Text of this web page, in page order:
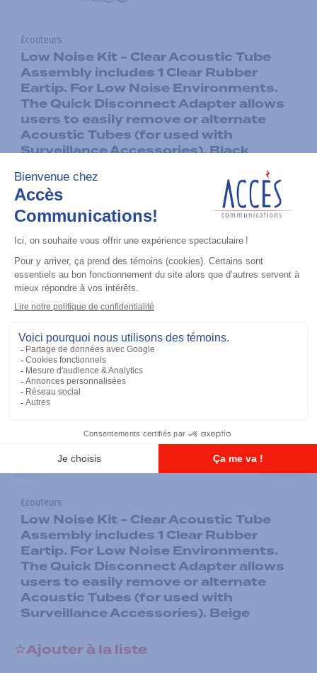
Écouteurs
Low Noise Kit - Clear Acoustic Tube
Assembly includes 1 Clear Rubber
Eartip. For Low Noise Environments.
The Quick Disconnect Adapter allows
users to easily remove or alternate
Acoustic Tubes (for used with
Surveillance Accessories). Black
Ajouter à la liste
Écouteurs
Low Noise Kit - Clear Acoustic Tube
Assembly includes 1 Clear Rubber
Eartip. For Low Noise Environments.
The Quick Disconnect Adapter allows
users to easily remove or alternate
Acoustic Tubes (for used with
Surveillance Accessories). Beige
Ajouter à la liste